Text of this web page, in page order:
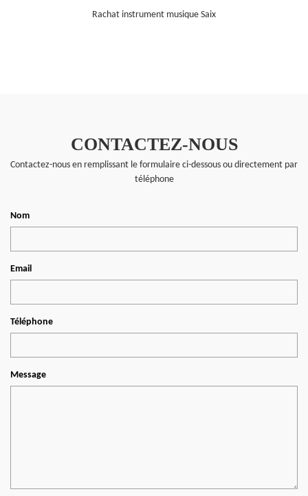
Rachat instrument musique Saix
CONTACTEZ-NOUS
Contactez-nous en remplissant le formulaire ci-dessous ou directement par
téléphone
Nom
Email
Téléphone
Message